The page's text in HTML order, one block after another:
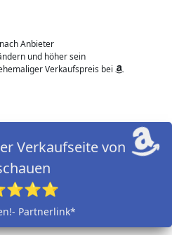
Anbieter
und höher sein
Verkaufspreis bei
Verkaufseite von
Partnerlink*